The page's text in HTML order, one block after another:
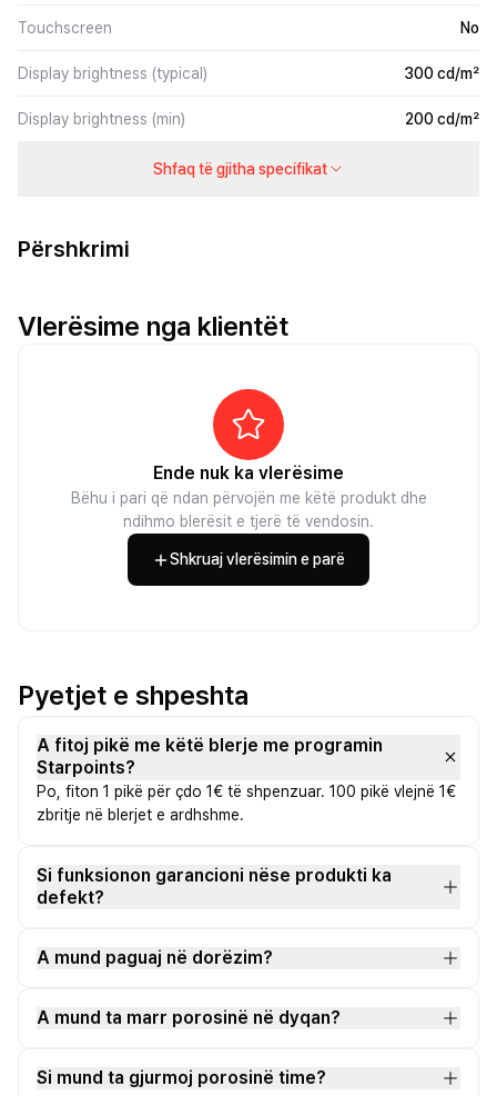
Touchscreen No
Display brightness (typical) 300 cd/m²
Display brightness (min) 200 cd/m²
Shfaq të gjitha specifikat
Përshkrimi
Vlerësime nga klientët
Ende nuk ka vlerësime
Bëhu i pari që ndan përvojën me këtë produkt dhe
ndihmo blerësit e tjerë të vendosin.
Shkruaj vlerësimin e parë
Pyetjet e shpeshta
A fitoj pikë me këtë blerje me programin
Starpoints?
Po, fiton 1 pikë për çdo 1€ të shpenzuar. 100 pikë vlejnë 1€
zbritje në blerjet e ardhshme.
Si funksionon garancioni nëse produkti ka
defekt?
A mund paguaj në dorëzim?
A mund ta marr porosinë në dyqan?
Si mund ta gjurmoj porosinë time?